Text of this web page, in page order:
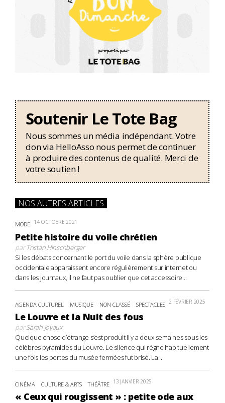
Soutenir Le Tote Bag
Nous sommes un média indépendant. Votre
don via HelloAsso nous permet de continuer
à produire des contenus de qualité. Merci de
votre soutien !
NOS AUTRES ARTICLES
MODE 14 OCTOBRE 2021
Petite histoire du voile chrétien
parTristan Hinschberger
Si les débats concernant le port du voile dans la sphère publique
occidentale apparaissent encore régulièrement sur internet ou
dans les journaux, il ne faut pas oublier que cet accessoire...
AGENDA CULTUREL MUSIQUE NON CLASSÉ SPECTACLES 2 FÉVRIER 2025
Le Louvre et la Nuit des fous
parSarah Joyaux
Quelque chose d’étrange s’est produit il y a deux semaines sous les
célèbres pyramides du Louvre. Le silence qui règne habituellement
une fois les portes du musée fermées fut brisé. La...
CINÉMA CULTURE & ARTS THÉÂTRE 13 JANVIER 2025
« Ceux qui rougissent » : petite ode aux